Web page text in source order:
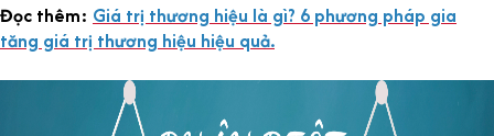
Đọc thêm: Giá trị thương hiệu là gì? 6 phương pháp gia
tăng giá trị thương hiệu hiệu quả.